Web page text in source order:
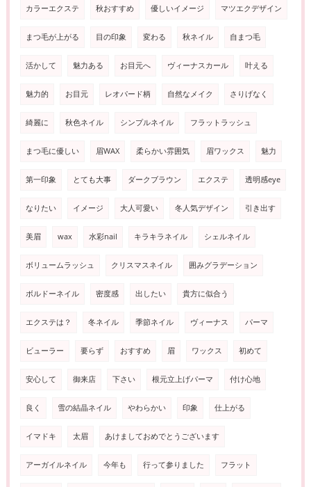
カラーエクステ 秋おすすめ 優しいイメージ マツエクデザイン
まつ毛が上がる 目の印象 変わる 秋ネイル 自まつ毛
活かして 魅力ある お目元へ ヴィーナスカール 叶える
魅力的 お目元 レオパード柄 自然なメイク さりげなく
綺麗に 秋色ネイル シンプルネイル フラットラッシュ
まつ毛に優しい 眉WAX 柔らかい雰囲気 眉ワックス 魅力
第一印象 とても大事 ダークブラウン エクステ 透明感eye
なりたい イメージ 大人可愛い 冬人気デザイン 引き出す
美眉 wax 水彩nail キラキラネイル シェルネイル
ボリュームラッシュ クリスマスネイル 囲みグラデーション
ボルドーネイル 密度感 出したい 貴方に似合う
エクステは？ 冬ネイル 季節ネイル ヴィーナス パーマ
ビューラー 要らず おすすめ 眉 ワックス 初めて
安心して 御来店 下さい 根元立上げパーマ 付け心地
良く 雪の結晶ネイル やわらかい 印象 仕上がる
イマドキ 太眉 あけましておめでとうございます
アーガイルネイル 今年も 行って参りました フラット